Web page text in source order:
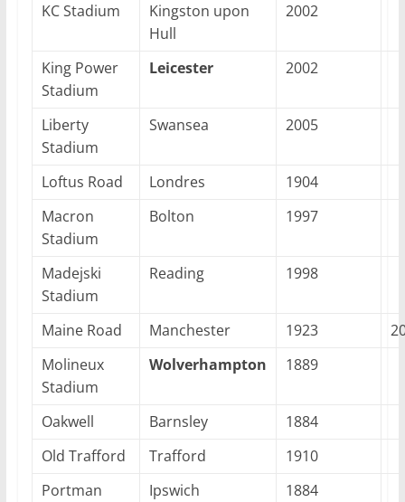
KC Stadium
Kingston upon
Hull
2002
King Power
Stadium
Leicester 2002
Liberty
Stadium
Swansea 2005
Loftus Road Londres
1904
Macron
Stadium
Bolton 1997
Madejski
Stadium
Reading 1998
Maine Road Manchester 1923
Molineux
Stadium
Wolverhampton 1889
Oakwell Barnsley
1884
Old Trafford
Trafford
1910
Portman
Ipswich 1884